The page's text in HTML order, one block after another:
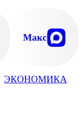
ЭКОНОМИКА
Макс